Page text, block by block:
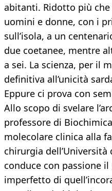
abitanti. Ridotto più
uomini e donne, con i
sull’isola, a un
due coetanee, mentre
a sei. La scienza, per il
definitiva all’unicità
Eppure ci prova con
Allo scopo di svelare
professore di
molecolare clinica alla
chirurgia
conduce con passione
imperfetto di